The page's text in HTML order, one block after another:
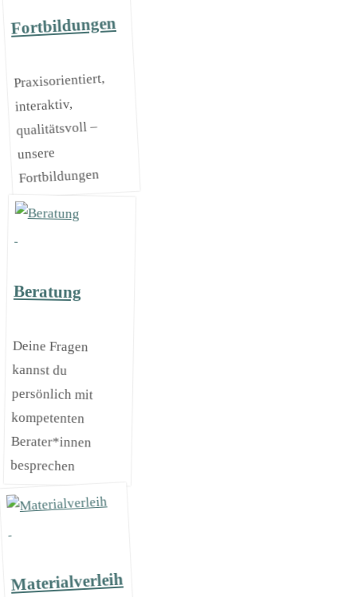
Fortbildungen
Praxisorientiert,
interaktiv,
qualitätsvoll –
unsere
Fortbildungen
Beratung
Deine Fragen
kannst du
persönlich mit
kompetenten
Berater*innen
besprechen
Materialverleih